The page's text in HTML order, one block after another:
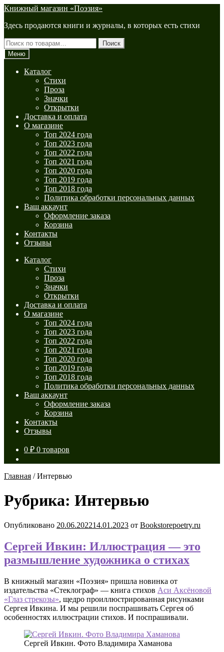
Перейти
навигации
Перейти
содержимому
Книжный магазин «Поэзия»
Здесь продаются книги и журналы, в которых есть стихи
Искать:
Поиск
Меню
Каталог
Стихи
Проза
Значки
Открытки
Доставка и оплата
О магазине
Топ 2024 года
Топ 2023 года
Топ 2022 года
Топ 2021 года
Топ 2020 года
Топ 2019 года
Топ 2018 года
Политика обработки персональных данных
Ваш аккаунт
Оформление заказа
Корзина
Контакты
Отзывы
Каталог
Стихи
Проза
Значки
Открытки
Доставка и оплата
О магазине
Топ 2024 года
Топ 2023 года
Топ 2022 года
Топ 2021 года
Топ 2020 года
Топ 2019 года
Топ 2018 года
Политика обработки персональных данных
Ваш аккаунт
Оформление заказа
Корзина
Контакты
Отзывы
0 ₽ 0 товаров
Главная /Интервью
Рубрика: Интервью
Опубликовано 20.06.202214.01.2023 от Bookstorepoetry.ru
Сергей Ивкин: Иллюстрация — это
размышление художника о стихах
В книжный магазин «Поэзия» пришла новинка от
издательства «Стеклограф» — книга стихов Аси Аксёновой
«Глаз стрекозы», щедро проиллюстрированная рисунками
Сергея Ивкина. И мы решили поспрашивать Сергея об
особенностях иллюстрации стихов. И поспрашивали.
Сергей Ивкин. Фото Владимира Хаманова